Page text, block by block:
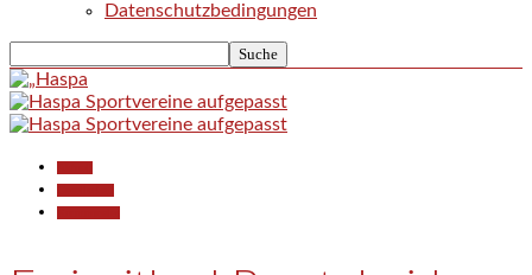
Datenschutzbedingungen